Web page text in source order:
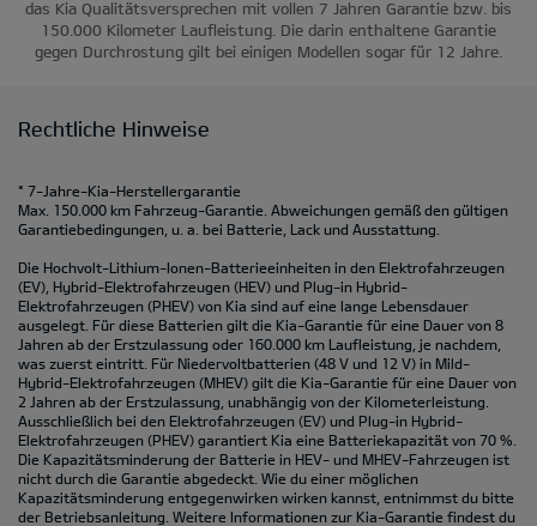
das Kia Qualitätsversprechen mit vollen 7 Jahren Garantie bzw. bis
150.000 Kilometer Laufleistung. Die darin enthaltene Garantie
gegen Durchrostung gilt bei einigen Modellen sogar für 12 Jahre.
Rechtliche Hinweise
* 7-Jahre-Kia-Herstellergarantie
Max. 150.000 km Fahrzeug-Garantie. Abweichungen gemäß den gültigen
Garantiebedingungen, u. a. bei Batterie, Lack und Ausstattung.
Die Hochvolt-Lithium-Ionen-Batterieeinheiten in den Elektrofahrzeugen
(EV), Hybrid-Elektrofahrzeugen (HEV) und Plug-in Hybrid-
Elektrofahrzeugen (PHEV) von Kia sind auf eine lange Lebensdauer
ausgelegt. Für diese Batterien gilt die Kia-Garantie für eine Dauer von 8
Jahren ab der Erstzulassung oder 160.000 km Laufleistung, je nachdem,
was zuerst eintritt. Für Niedervoltbatterien (48 V und 12 V) in Mild-
Hybrid-Elektrofahrzeugen (MHEV) gilt die Kia-Garantie für eine Dauer von
2 Jahren ab der Erstzulassung, unabhängig von der Kilometerleistung.
Ausschließlich bei den Elektrofahrzeugen (EV) und Plug-in Hybrid-
Elektrofahrzeugen (PHEV) garantiert Kia eine Batteriekapazität von 70 %.
Die Kapazitätsminderung der Batterie in HEV- und MHEV-Fahrzeugen ist
nicht durch die Garantie abgedeckt. Wie du einer möglichen
Kapazitätsminderung entgegenwirken wirken kannst, entnimmst du bitte
der Betriebsanleitung. Weitere Informationen zur Kia-Garantie findest du